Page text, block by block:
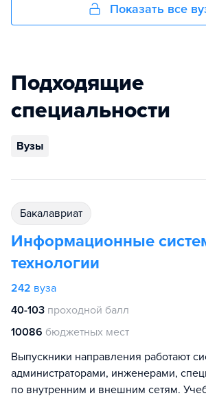
Показать все
Подходящие
специальности
Вузы
бакалавриат
Информационные
технологии
242 вуза
40-103 проходной балл
10086 бюджетных мест
Выпускники направления работают
администраторами, инженерами,
по внутренним и внешним сетям.